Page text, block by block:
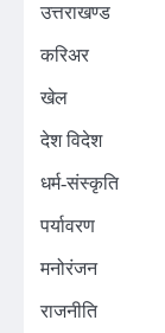
उत्तराखण्ड
करिअर
खेल
देश विदेश
धर्म-संस्कृति
पर्यावरण
मनोरंजन
राजनीति